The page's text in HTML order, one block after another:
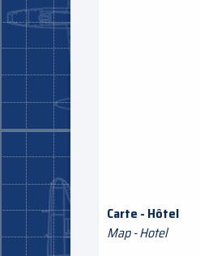
Carte - Hôtel
Map - Hotel